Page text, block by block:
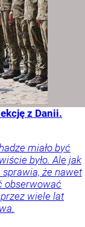
z Danii.
miało być
było. Ale jak
że nawet
obserwować
wiele lat